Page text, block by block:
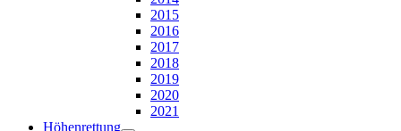
2015
2016
2017
2018
2019
2020
2021
Höhenrettung